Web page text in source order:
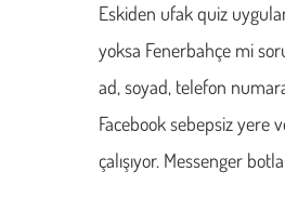
Eskiden ufak quiz
yoksa Fenerbahçe mi
ad, soyad, telefon
Facebook sebepsiz
çalışıyor. Messenger